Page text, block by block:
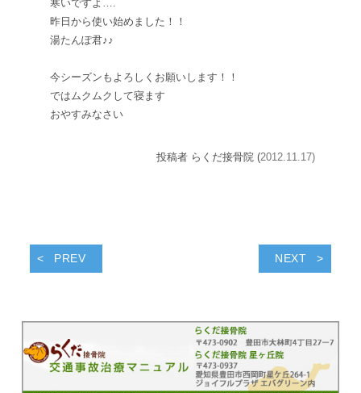
寒いですよ….
昨日から使い始めました！！
湯たんぽ君♪♪
今シーズンもよろしくお願いします！！
ではムクムクして寝ます
おやすみなさい
投稿者 らくだ接骨院 (2012.11.17)
PREV NEXT